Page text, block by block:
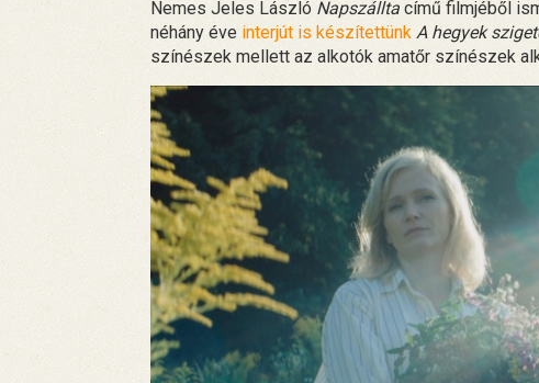
Nemes Jeles László Napszállta című filmjéből
néhány éve interjút is készítettünk A hegyek
színészek mellett az alkotók amatőr színészek